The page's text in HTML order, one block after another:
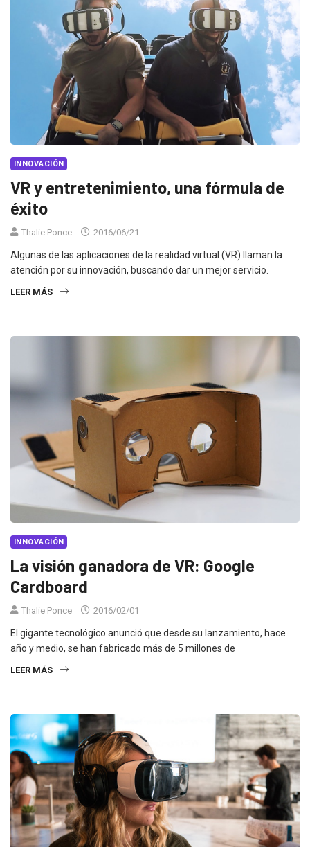
INNOVACIÓN
VR y entretenimiento, una fórmula de
éxito
Thalie Ponce 2016/06/21
Algunas de las aplicaciones de la realidad virtual (VR) llaman la
atención por su innovación, buscando dar un mejor servicio.
LEER MÁS
INNOVACIÓN
La visión ganadora de VR: Google
Cardboard
Thalie Ponce 2016/02/01
El gigante tecnológico anunció que desde su lanzamiento, hace
año y medio, se han fabricado más de 5 millones de
LEER MÁS